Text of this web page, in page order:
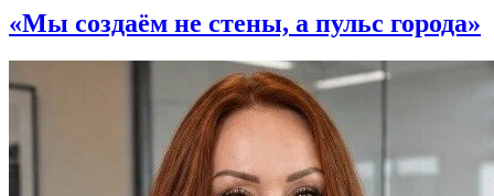
«Мы создаём не стены, а пульс города»